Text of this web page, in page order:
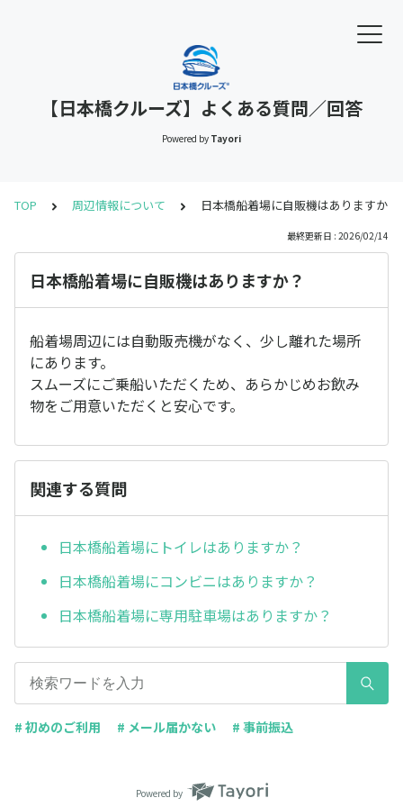
【日本橋クルーズ】よくある質問／回答
Powered by Tayori
TOP 周辺情報について 日本橋船着場に自販機はありますか？
最終更新日 : 2026/02/14
日本橋船着場に自販機はありますか？
船着場周辺には自動販売機がなく、少し離れた場所
にあります。
スムーズにご乗船いただくため、あらかじめお飲み
物をご用意いただくと安心です。
関連する質問
日本橋船着場にトイレはありますか？
日本橋船着場にコンビニはありますか？
日本橋船着場に専用駐車場はありますか？
# 初めのご利用 # メール届かない # 事前振込
Powered by